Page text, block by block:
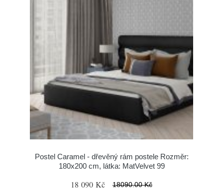
Postel Caramel - dřevěný rám postele Rozměr:
180x200 cm, látka: MatVelvet 99
18 090 Kč 18090.00 Kč